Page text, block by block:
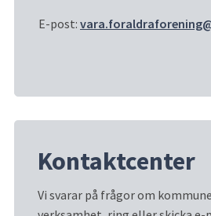
E-post:
Kontaktcenter
Vi svarar på frågor om